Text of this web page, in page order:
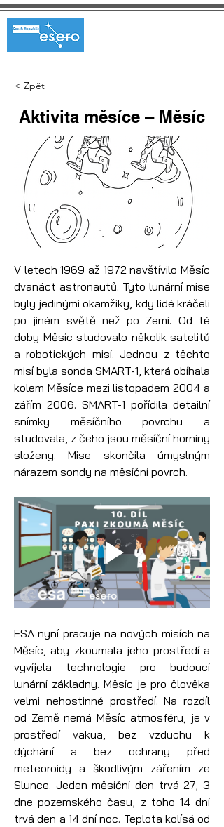
< Zpět
Aktivita měsíce – Měsíc
V letech 1969 až 1972 navštívilo Měsíc
dvanáct astronautů. Tyto lunární mise
byly jedinými okamžiky, kdy lidé kráčeli
po jiném světě než po Zemi. Od té
doby Měsíc studovalo několik satelitů
a robotických misí. Jednou z těchto
misí byla sonda SMART-1, která obíhala
kolem Měsíce mezi listopadem 2004 a
zářím 2006. SMART-1 pořídila detailní
snímky měsíčního povrchu a
studovala, z čeho jsou měsíční horniny
složeny. Mise skončila úmyslným
nárazem sondy na měsíční povrch.
ESA nyní pracuje na nových misích na
Měsíc, aby zkoumala jeho prostředí a
vyvíjela technologie pro budoucí
lunární základny. Měsíc je pro člověka
velmi nehostinné prostředí. Na rozdíl
od Země nemá Měsíc atmosféru, je v
prostředí vakua, bez vzduchu k
dýchání a bez ochrany před
meteoroidy a škodlivým zářením ze
Slunce. Jeden měsíční den trvá 27, 3
dne pozemského času, z toho 14 dní
trvá den a 14 dní noc. Teplota kolísá od